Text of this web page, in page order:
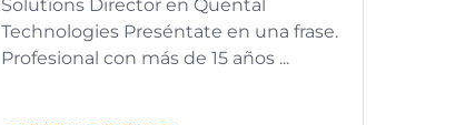
Solutions Director en Quental
Technologies Preséntate en una frase.
Profesional con más de 15 años ...